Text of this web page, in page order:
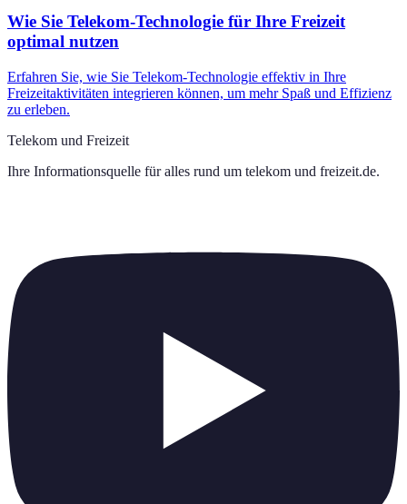
Wie Sie Telekom-Technologie für Ihre Freizeit
optimal nutzen
Erfahren Sie, wie Sie Telekom-Technologie effektiv in Ihre
Freizeitaktivitäten integrieren können, um mehr Spaß und Effizienz
zu erleben.
Telekom und Freizeit
Ihre Informationsquelle für alles rund um telekom und freizeit.de.